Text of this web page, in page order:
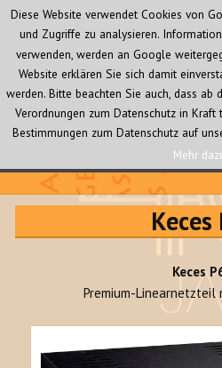
Audio Creativ
Keces
Keces
Premium-Linearnetzteil
Diese Website verwendet Cookies von
und Zugriffe zu analysieren.
verwenden, werden an Google
Website erklären Sie sich damit
werden. Bitte beachten Sie auch, dass ab
Verordnungen zum Datenschutz in Kraft
Bestimmungen zum Datenschutz auf
Mehr